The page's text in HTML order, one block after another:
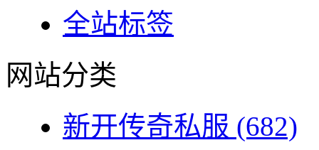
全站标签
网站分类
新开传奇私服 (682)